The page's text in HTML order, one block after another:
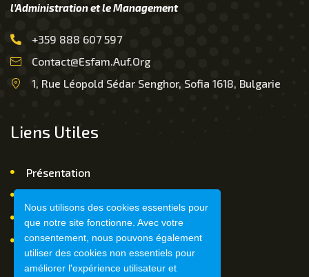
Nous utilisons des cookies essentiels pour
que notre site fonctionne. Avec votre
consentement, nous pouvons également
utiliser des cookies non essentiels pour
améliorer l'expérience utilisateur et
l’Administration et le Management
+359 888 607 597
Contact@esfam.auf.org
1, Rue Léopold Sédar Senghor, Sofia 1618, Bulgarie
Liens Utiles
Présentation
Mentions légales